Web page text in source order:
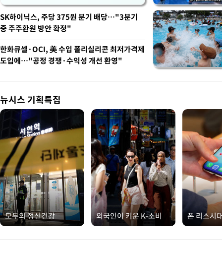
SK하이닉스, 주당 375원 분기 배당…"3분기
중 주주환원 방안 확정"
한화큐셀·OCI, 美 수입 폴리실리콘 최저가격제
도입에…"공정 경쟁·수익성 개선 환영"
뉴시스 기획특집
모두의 정신건강 외국인이 키운 K-소비 폰 리스시